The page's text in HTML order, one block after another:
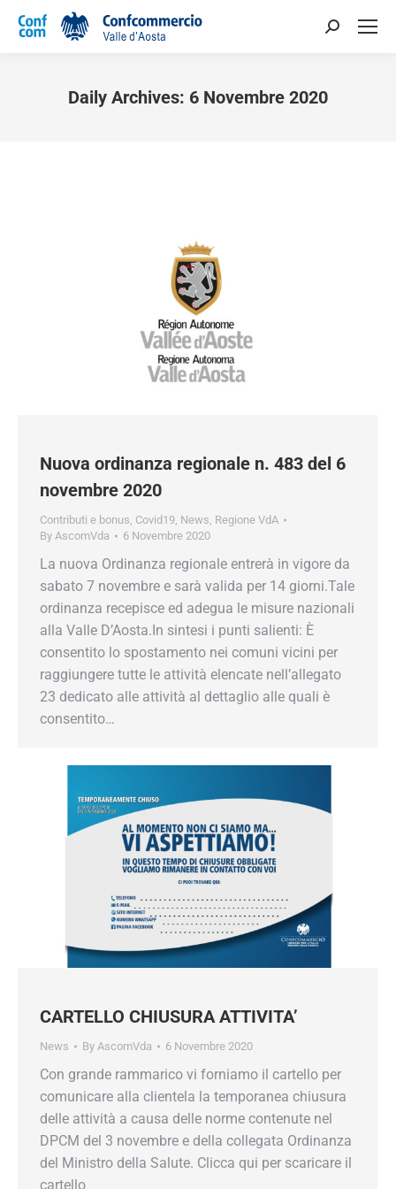
Daily Archives: 6 Novembre 2020
Nuova ordinanza regionale n. 483 del 6
novembre 2020
Contributi e bonus, Covid19, News, Regione VdA
By AscomVda 6 Novembre 2020
La nuova Ordinanza regionale entrerà in vigore da
sabato 7 novembre e sarà valida per 14 giorni.Tale
ordinanza recepisce ed adegua le misure nazionali
alla Valle D’Aosta.In sintesi i punti salienti: È
consentito lo spostamento nei comuni vicini per
raggiungere tutte le attività elencate nell’allegato
23 dedicato alle attività al dettaglio alle quali è
consentito…
CARTELLO CHIUSURA ATTIVITA’
News By AscomVda 6 Novembre 2020
Con grande rammarico vi forniamo il cartello per
comunicare alla clientela la temporanea chiusura
delle attività a causa delle norme contenute nel
DPCM del 3 novembre e della collegata Ordinanza
del Ministro della Salute. Clicca qui per scaricare il
cartello